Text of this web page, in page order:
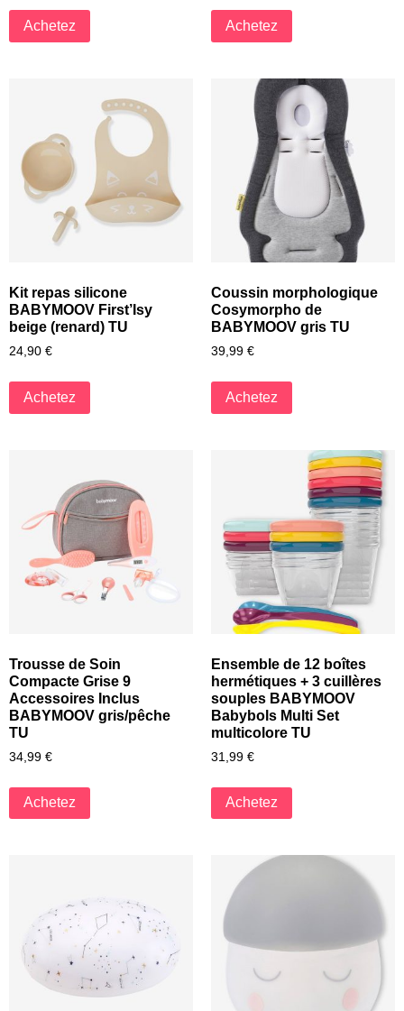
Achetez Achetez
Kit repas silicone
BABYMOOV First’Isy
beige (renard) TU
24,90 €
Achetez
Coussin morphologique
Cosymorpho de
BABYMOOV gris TU
39,99 €
Achetez
Trousse de Soin
Compacte Grise 9
Accessoires Inclus
BABYMOOV gris/pêche
TU
34,99 €
Achetez
Ensemble de 12 boîtes
hermétiques + 3 cuillères
souples BABYMOOV
Babybols Multi Set
multicolore TU
31,99 €
Achetez